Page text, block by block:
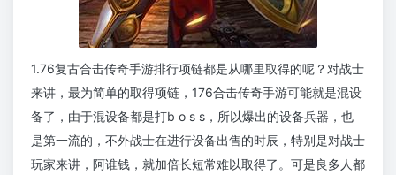
1.76复古合击传奇手游排行项链都是从哪里取得的呢？对战士
来讲，最为简单的取得项链，176合击传奇手游可能就是混设
备了，由于混设备都是打b o s s，所以爆出的设备兵器，也
是第一流的，不外战士在进行设备出售的时辰，特别是对战士
玩家来讲，阿谁钱，就加倍长短常难以取得了。可是良多人都